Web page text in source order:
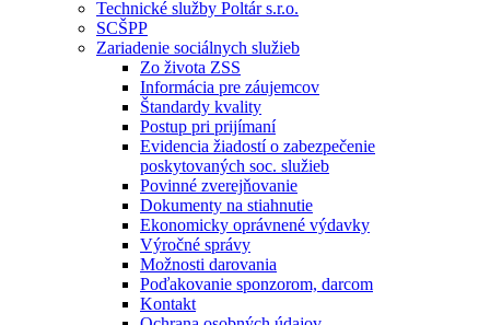
Technické služby Poltár s.r.o.
SCŠPP
Zariadenie sociálnych služieb
Zo života ZSS
Informácia pre záujemcov
Štandardy kvality
Postup pri prijímaní
Evidencia žiadostí o zabezpečenie
poskytovaných soc. služieb
Povinné zverejňovanie
Dokumenty na stiahnutie
Ekonomicky oprávnené výdavky
Výročné správy
Možnosti darovania
Poďakovanie sponzorom, darcom
Kontakt